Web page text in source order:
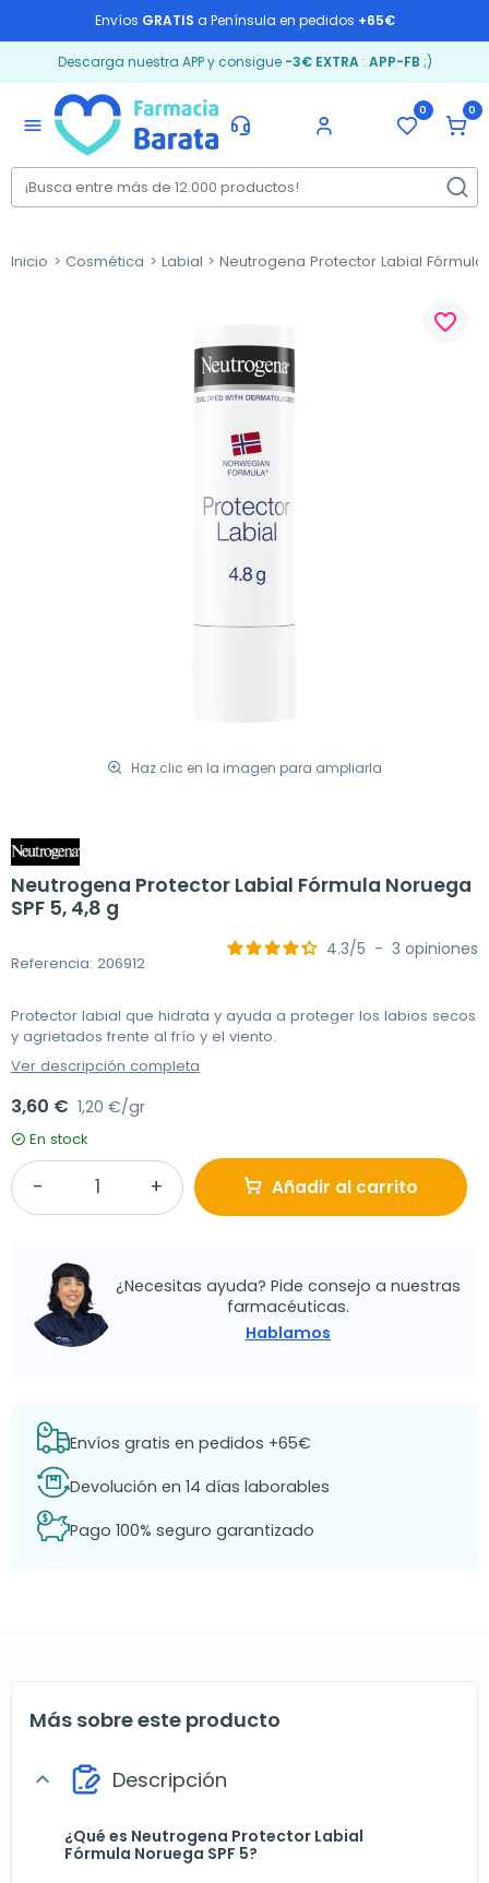
Envíos GRATIS a Península en pedidos +65€
Descarga nuestra APP y consigue -3€ EXTRA: APP-FB ;)
menu
0 0
Inicio Cosmética Labial Neutrogena Protector Labial Fórmula
Haz clic en la imagen para ampliarla
favorite_border
Neutrogena Protector Labial Fórmula Noruega
SPF 5, 4,8 g
Referencia: 206912
4.3/5 - 3 opiniones
Protector labial que hidrata y ayuda a proteger los labios secos
y agrietados frente al frío y el viento.
Ver descripción completa
3,60 € 1,20 €/gr
En stock
Añadir al carrito
¿Necesitas ayuda? Pide consejo a nuestras
farmacéuticas.
Hablamos
Envíos gratis en pedidos +65€
Devolución en 14 días laborables
Pago 100% seguro garantizado
Más sobre este producto
expand_more Descripción
¿Qué es Neutrogena Protector Labial
Fórmula Noruega SPF 5?